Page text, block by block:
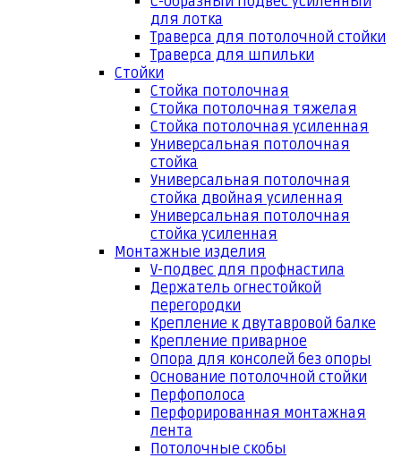
для лотка
Траверса для потолочной стойки
Траверса для шпильки
Стойки
Стойка потолочная
Стойка потолочная тяжелая
Стойка потолочная усиленная
Универсальная потолочная
стойка
Универсальная потолочная
стойка двойная усиленная
Универсальная потолочная
стойка усиленная
Монтажные изделия
V-подвес для профнастила
Держатель огнестойкой
перегородки
Крепление к двутавровой балке
Крепление приварное
Опора для консолей без опоры
Основание потолочной стойки
Перфополоса
Перфорированная монтажная
лента
Потолочные скобы